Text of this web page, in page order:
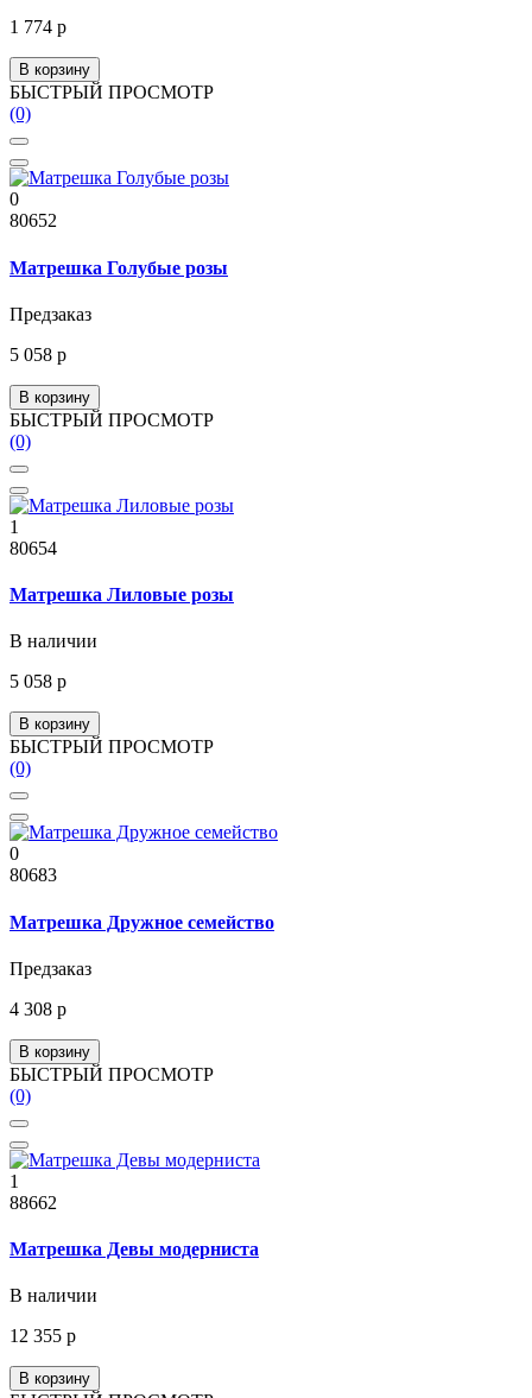
1 774 р
В корзину
БЫСТРЫЙ ПРОСМОТР
(0)
0
80652
Матрешка Голубые розы
Предзаказ
5 058 р
В корзину
БЫСТРЫЙ ПРОСМОТР
(0)
1
80654
Матрешка Лиловые розы
В наличии
5 058 р
В корзину
БЫСТРЫЙ ПРОСМОТР
(0)
0
80683
Матрешка Дружное семейство
Предзаказ
4 308 р
В корзину
БЫСТРЫЙ ПРОСМОТР
(0)
1
88662
Матрешка Девы модерниста
В наличии
12 355 р
В корзину